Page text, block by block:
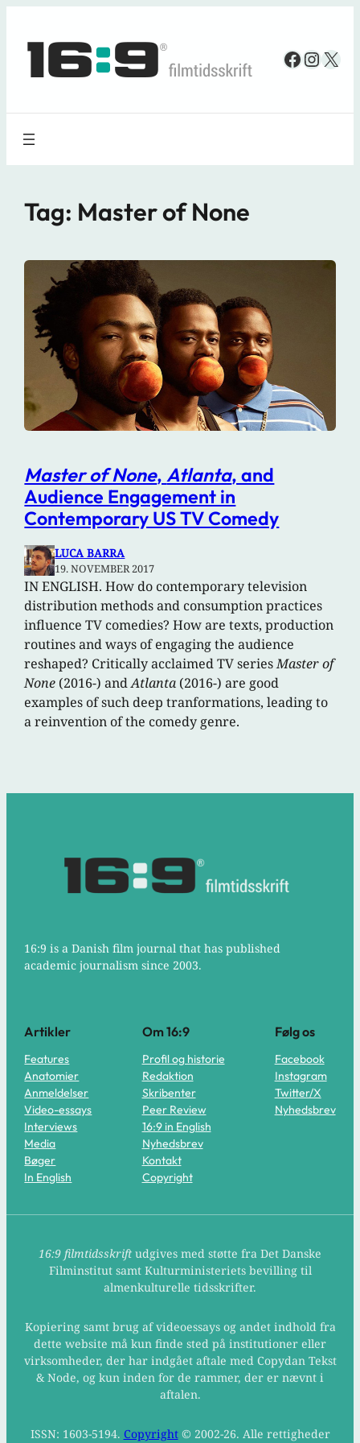
indhold
X
Tag: Master of None
Master of None,Atlanta, and
Audience Engagement in
Contemporary US TV Comedy
LUCA BARRA
19. NOVEMBER 2017
IN ENGLISH. How do contemporary television
distribution methods and consumption practices
influence TV comedies? How are texts, production
routines and ways of engaging the audience
reshaped? Critically acclaimed TV seriesMaster of
None (2016-) andAtlanta (2016-) are good
examples of such deep tranformations, leading to
a reinvention of the comedy genre.
16:9 is a Danish film journal that has published
academic journalism since 2003.
Artikler
Features
Anatomier
Anmeldelser
Video-essays
Interviews
Media
Bøger
In English
Om 16:9
Profil og historie
Redaktion
Skribenter
Peer Review
16:9 in English
Nyhedsbrev
Kontakt
Copyright
Følg os
Facebook
Instagram
Twitter/X
Nyhedsbrev
16:9 filmtidsskrift udgives med støtte fra Det Danske
Filminstitut samt Kulturministeriets bevilling til
almenkulturelle tidsskrifter.
Kopiering samt brug af videoessays og andet indhold fra
dette website må kun finde sted på institutioner eller
virksomheder, der har indgået aftale med Copydan Tekst
& Node, og kun inden for de rammer, der er nævnt i
aftalen.
ISSN: 1603-5194. Copyright© 2002-26. Alle rettigheder